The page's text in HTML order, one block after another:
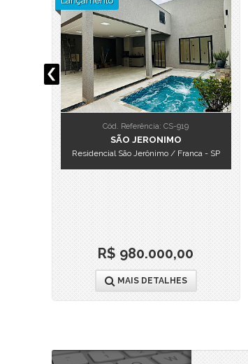
Cód. Referência: CS-919
SÃO JERONIMO
Residencial São Jerônimo / Franca - SP
R$ 980.000,00
MAIS DETALHES